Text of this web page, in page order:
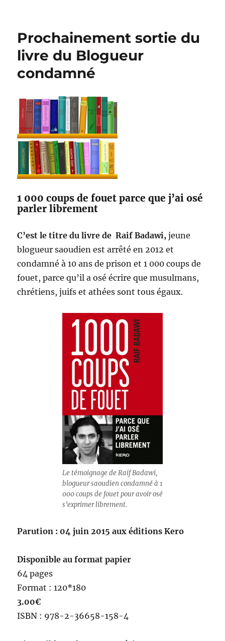
mon
blog
Prochainement sortie du
livre du Blogueur
condamné
1 000 coups de fouet parce que j’ai osé
parler librement
C’est le titre du livre de Raif Badawi, jeune
blogueur saoudien est arrêté en 2012 et
condamné à 10 ans de prison et 1 000 coups de
fouet, parce qu’il a osé écrire que musulmans,
chrétiens, juifs et athées sont tous égaux.
Le témoignage de Raif Badawi,
blogueur saoudien condamné à 1
000 coups de fouet pour avoir osé
s’exprimer librement.
Parution : 04 juin 2015 aux éditions Kero
Disponible au format papier
64 pages
Format : 120*180
3.00€
ISBN : 978-2-36658-158-4